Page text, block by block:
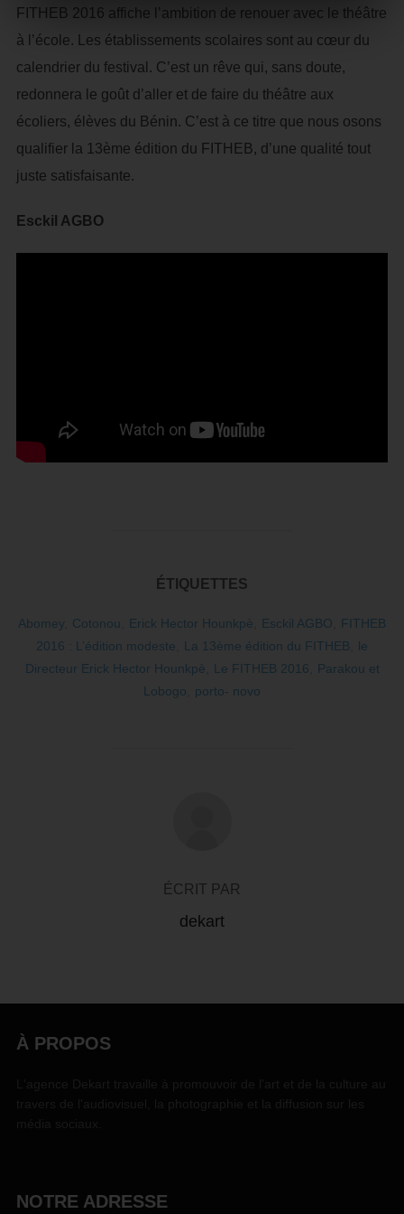
FITHEB 2016 affiche l’ambition de renouer avec le théâtre
à l’école. Les établissements scolaires sont au cœur du
calendrier du festival. C’est un rêve qui, sans doute,
redonnera le goût d’aller et de faire du théâtre aux
écoliers, élèves du Bénin. C’est à ce titre que nous osons
qualifier la 13ème édition du FITHEB, d’une qualité tout
juste satisfaisante.
Esckil AGBO
ÉTIQUETTES
Abomey, Cotonou Erick Hector Hounkpè Esckil AGBO
FITHEB
2016 : L’édition modeste
La 13ème édition du FITHEB
le
Directeur Erick Hector Hounkpè
Le FITHEB 2016
Parakou et
Lobogo
porto- novo
ÉCRIT PAR
dekart
À PROPOS
NOTRE ADRESSE